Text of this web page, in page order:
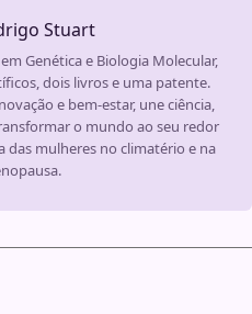
Stuart
Genética e Biologia Molecular,
dois livros e uma patente.
e bem-estar, une ciência,
o mundo ao seu redor
mulheres no climatério e na